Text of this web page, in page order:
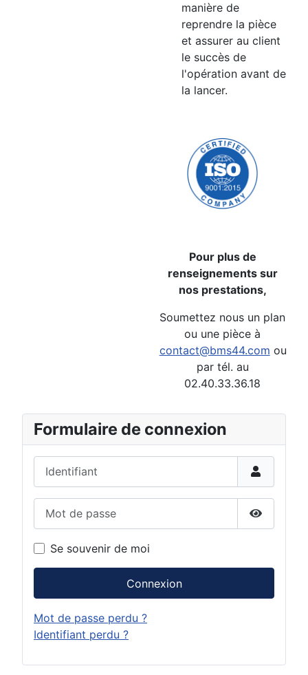
manière de
reprendre la pièce
et assurer au client
le succès de
l'opération avant de
la lancer.
Pour plus de
renseignements sur
nos prestations,
Soumettez nous un plan
ou une pièce à
contact@bms44.com ou
par tél. au
02.40.33.36.18
Formulaire de connexion
Afficher
Se souvenir de moi
Connexion
Mot de passe perdu ?
Identifiant perdu ?